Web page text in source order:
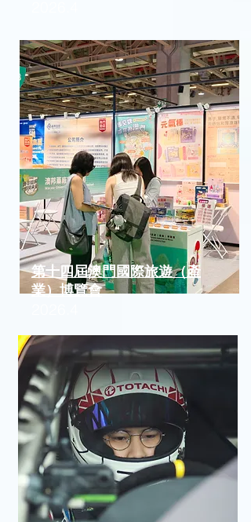
第十四屆澳門國際旅遊（產
業）博覽會